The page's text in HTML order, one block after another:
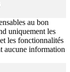
au bon
uniquement les
les fonctionnalités
aucune information